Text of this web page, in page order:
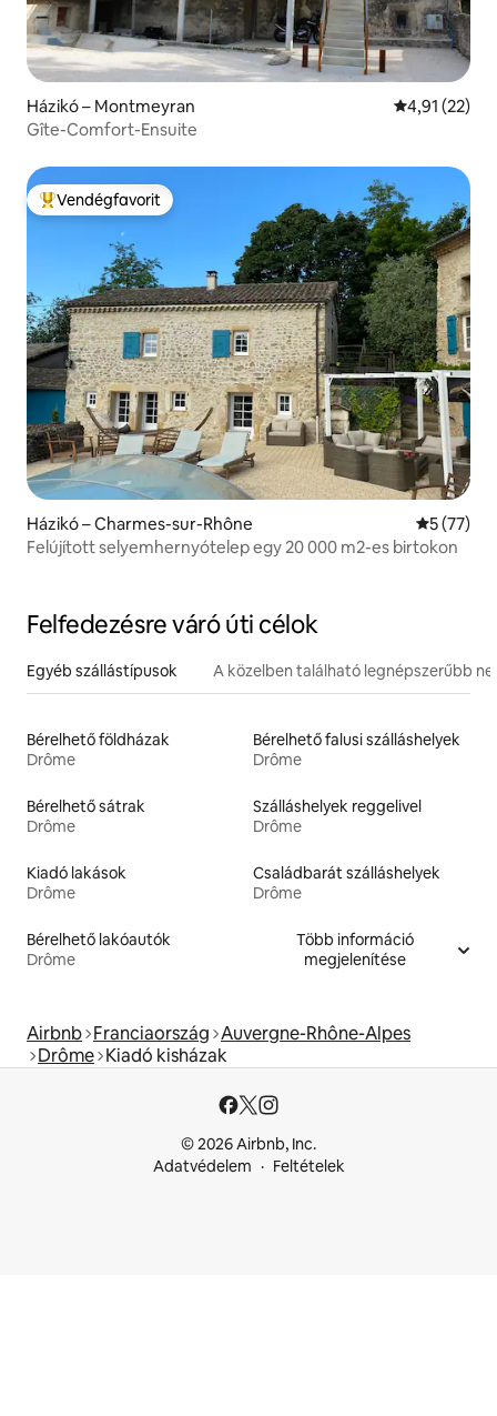
Házikó – Montmeyran Átlagos
4,91 (22)
Gîte-Comfort-Ensuite
Kiemelt vendégfavorit
Vendégfavorit
Házikó – Charmes-sur-Rhône Átlagos
5 (77)
Felújított selyemhernyótelep egy 20 000 m2-es birtokon
Felfedezésre váró úti célok
Egyéb szállástípusok A közelben található legnépszerűbb
Bérelhető földházak
Drôme
Bérelhető falusi szálláshelyek
Drôme
Bérelhető sátrak
Drôme
Szálláshelyek reggelivel
Drôme
Kiadó lakások
Drôme
Családbarát szálláshelyek
Drôme
Bérelhető lakóautók
Drôme
Több információ
megjelenítése
Airbnb Franciaország Auvergne-Rhône-Alpes
Drôme Kiadó kisházak
© 2026 Airbnb, Inc.
Adatvédelem
Feltételek